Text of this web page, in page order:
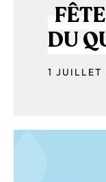
DU
1 JUILLET